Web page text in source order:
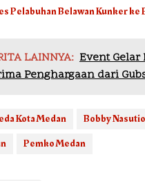
Pelabuhan Belawan Kunker ke
LAINNYA: Event Gelar
Penghargaan dari
Kota Medan Bobby
Pemko Medan